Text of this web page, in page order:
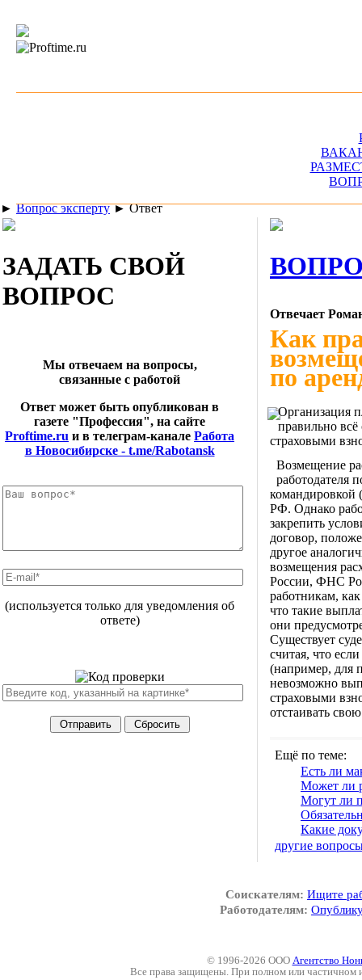
► Вопрос эксперту►Ответ
ЗАДАТЬ СВОЙ
ВОПРОС
Мы отвечаем на вопросы,
связанные с работой
Ответ может быть опубликован в
газете "Профессия", на сайте
Proftime.ru и в телеграм-канале Работа
в Новосибирске - t.me/Rabotansk
(используется только для уведомления об
ответе)
Отвечает
Как
по
Организация
правильно
страховыми
Возмещение
работодателя
командировкой
РФ. Однако
закрепить
договор,
другое
возмещения
России, ФНС
работникам,
что такие
они
Существует
считая, что
(например, для
невозможно
страховыми
отстаивать
Ещё по теме:
Есть ли
Может ли
Могут ли
Какие
другие
Соискателям: Ищите
Работодателям:
© 1996-2026 ООО Агентство
Все права защищены. При полном или частичном